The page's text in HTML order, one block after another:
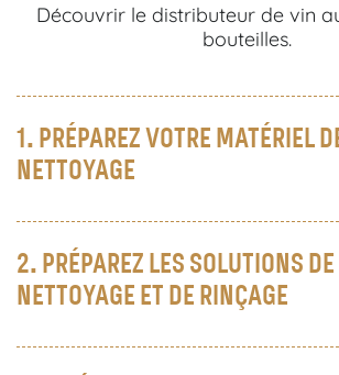
Découvrir le distributeur de vin
bouteilles.
1. PRÉPAREZ VOTRE MATÉRIEL
NETTOYAGE
2. PRÉPAREZ LES SOLUTIONS DE
NETTOYAGE ET DE RINÇAGE